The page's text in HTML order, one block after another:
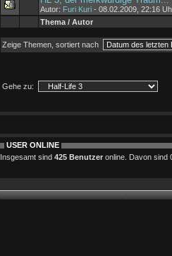
Autor: Furi Kuri - 08.02.2009, 22:16
Thema / Autor
Zeige Themen, sortiert nach
Gehe zu:
USER ONLINE
Insgesamt sind 425 Benutzer online. Davon sind